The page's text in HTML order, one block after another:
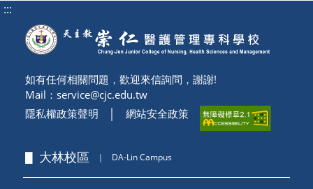
:::
如有任何相關問題，歡迎來信詢問，謝謝!
Mail： service@cjc.edu.tw
隱私權政策聲明
網站安全政策
▋ 大林校區 ｜ DA-Lin Campus